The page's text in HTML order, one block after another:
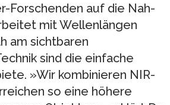
Forschenden auf die Nah-
mit Wellenlängen
am sichtbaren
sind die einfache
»Wir kombinieren NIR-
so eine höhere